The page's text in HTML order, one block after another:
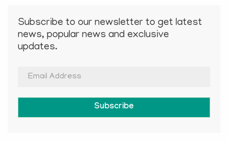
Subscribe to our newsletter to get latest
news, popular news and exclusive
updates.
Subscribe